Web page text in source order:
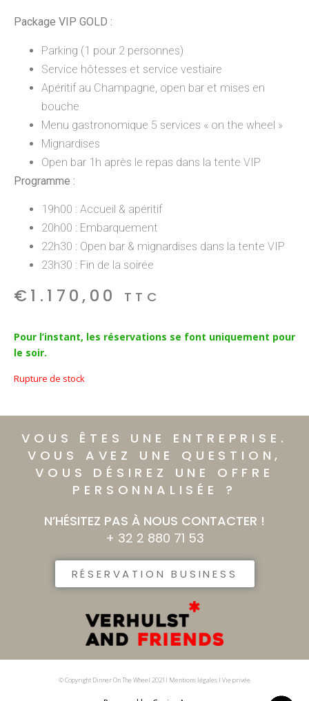
Package VIP GOLD :
Parking (1 pour 2 personnes)
Service hôtesses et service vestiaire
Apéritif au Champagne, open bar et mises en
bouche
Menu gastronomique 5 services « on the wheel »
Mignardises
Open bar 1h après le repas dans la tente VIP
Programme :
19h00 : Accueil & apéritif
20h00 : Embarquement
22h30 : Open bar & mignardises dans la tente VIP
23h30 : Fin de la soirée
€ 1.170,00 TTC
Pour l’instant, les réservations se font uniquement pour
le soir.
Rupture de stock
VOUS ÊTES UNE ENTREPRISE.​
VOUS AVEZ UNE QUESTION,
VOUS DÉSIREZ UNE OFFRE
PERSONNALISÉE ?​
N’HÉSITEZ PAS À NOUS CONTACTER !
+ 32 2 880 71 53
RÉSERVATION BUSINESS
© Copyright Dinner On The Wheel 2021I Mentions légales I Vie privée